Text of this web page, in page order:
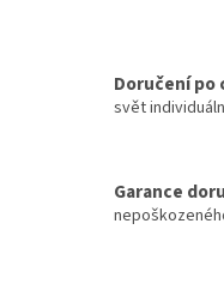
Doručení po
svět
Garance